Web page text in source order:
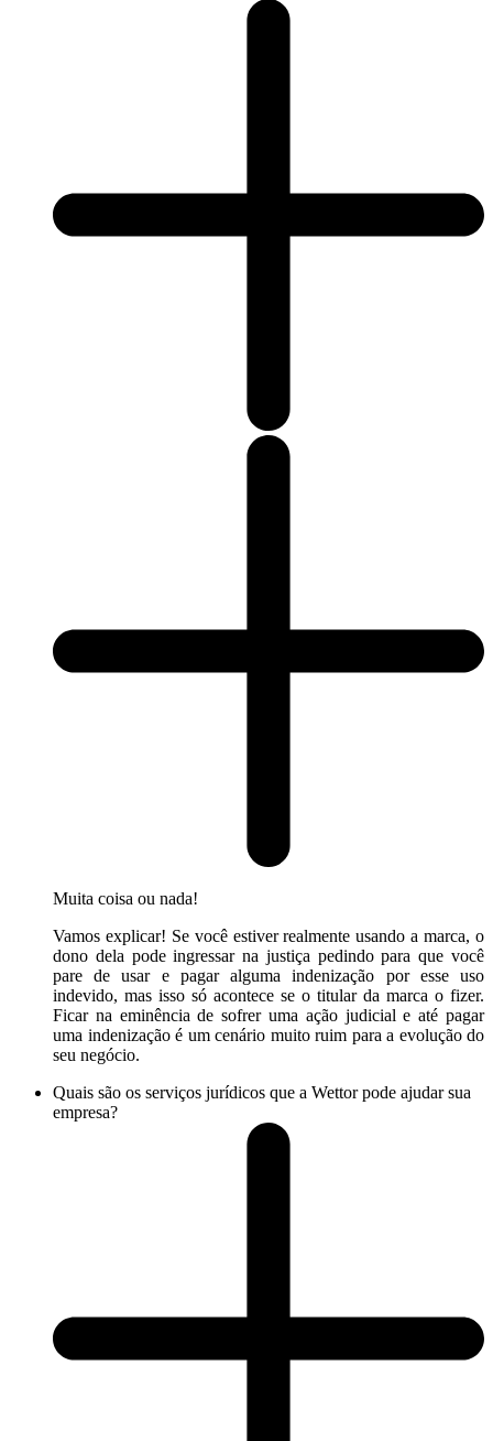
Muita coisa ou nada!
Vamos explicar! Se você estiver realmente usando a marca, o
dono dela pode ingressar na justiça pedindo para que você
pare de usar e pagar alguma indenização por esse uso
indevido, mas isso só acontece se o titular da marca o fizer.
Ficar na eminência de sofrer uma ação judicial e até pagar
uma indenização é um cenário muito ruim para a evolução do
seu negócio.
Quais são os serviços jurídicos que a Wettor pode ajudar sua
empresa?